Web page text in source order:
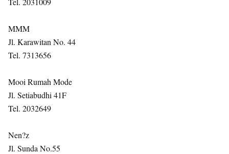
MMM
Jl. Karawitan No. 44
Tel. 7313656
Mooi Rumah Mode
Jl. Setiabudhi 41F
Tel. 2032649
Nen?z
Jl. Sunda No.55